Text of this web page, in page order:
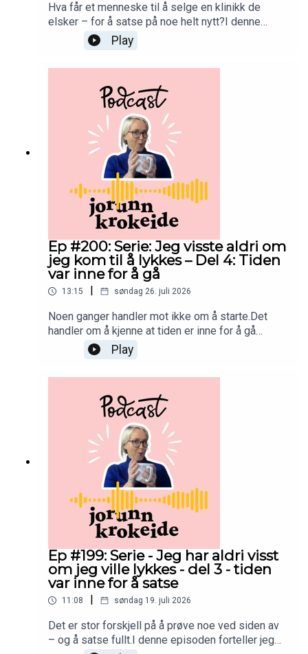
Hva får et menneske til å selge en klinikk de
elsker – for å satse på noe helt nytt?I denne
episoden forteller jeg om da jeg tok kanskje det
største spranget i arbeidslivet mitt.Jeg hadde
bygget opp en klinikk jeg var utrolig glad i.Likevel
hjelpe flere?Hva om jeg kunne jobbe friere?Hva
om internett åpnet en helt ny mulighet?Jeg visste
ikke om det kom til å lykkes.Men jeg tok
sjansen.God lytting! 💛
Play
Ep #200: Serie: Jeg visste aldri om
jeg kom til å lykkes – Del 4: Tiden
var inne for å gå
13:15 | søndag 26. juli 2026
Noen ganger handler mot ikke om å starte.Det
handler om å kjenne at tiden er inne for å gå
videre.I denne episoden forteller jeg om da jeg
forlot klinikken jeg hadde vært med på å bygge
opp – og tok spranget til å starte min egen klinikk
skulle jeg gjøre alt selv.Finne lokaler.Bygge opp
en ny klinikk.Få kundene til å finne meg.Skape noe
helt på min måte.Jeg visste ikke om det kom til å
lykkes.Jeg visste bare at tiden var inne.God
lytting! 💛
Play
Ep #199: Serie - Jeg har aldri visst
om jeg ville lykkes - del 3 - tiden
var inne for å satse
11:08 søndag 19. juli 2026
Det er stor forskjell på å prøve noe ved siden av
– og å satse fullt.I denne episoden forteller jeg